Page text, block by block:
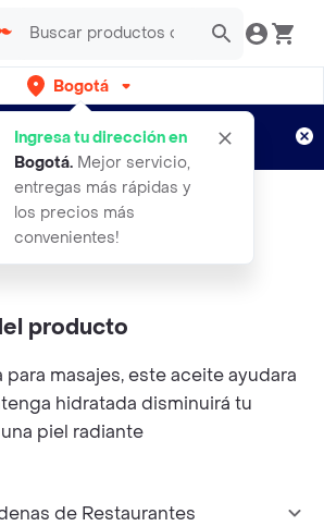
Bogotá
Ingresa tu dirección en
Bogotá. Mejor servicio,
entregas más rápidas y
los precios más
convenientes!
gratis por semanas
Aplican TyC
producto
masajes, este aceite ayudara
hidratada disminuirá tu
piel radiante
de Restaurantes